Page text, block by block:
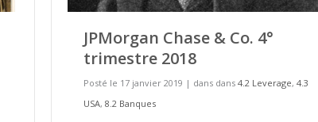
JPMorgan Chase & Co. 4°
trimestre 2018
Posté le 17 janvier 2019 | dans dans 4.2 Leverage, 4.3
USA, 8.2 Banques